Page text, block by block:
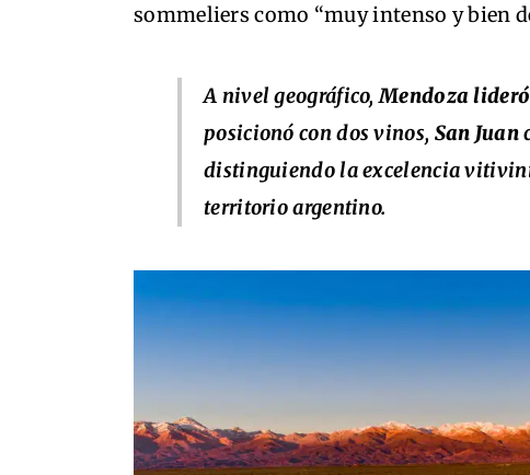
sommeliers como “muy intenso y bien
A nivel geográfico,Mendoza
posicionó con dos vinos, San Juan
distinguiendo la excelencia
territorio argentino.